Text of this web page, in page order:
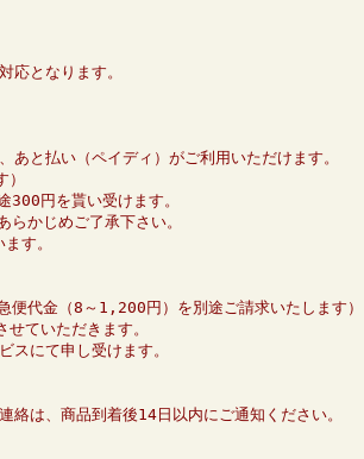
応となります。
と払い（ペイディ）がご利用いただけます。
円を貰い受けます。
かじめご了承下さい。
す。
便代金（8～1,200円）を別途ご請求いたします）
ていただきます。
にて申し受けます。
は、商品到着後14日以内にご通知ください。